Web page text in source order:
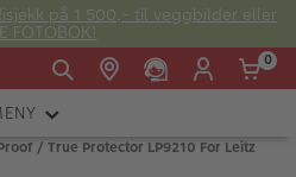
på 1 500,- til veggbilder eller
FOTOBOK!
-
09:00 -
Søndag: 14:00 -
0
/ True Protector LP9210 For Leitz